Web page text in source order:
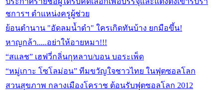
ชการฯ ตำแหน่งครูผู้ช่วย
ย้อนตำนาน "อัดลมน้ำดำ" ใครเกิดทันบ้าง ยกมือขึ้น!
หาญกล้า.....อย่าให้อายหมา!!!
“สแลช” เฮฟวี่กลิ่นกุหลาบ/บอน บอระเพ็ด
“หมู่เกาะ โซโลม่อน” ทีมขวัญใจชาวไทย ในฟุตซอลโลก
สวนสุขภาพ กลางเมืองโคราช ต้อนรับฟุตซอลโลก 2012